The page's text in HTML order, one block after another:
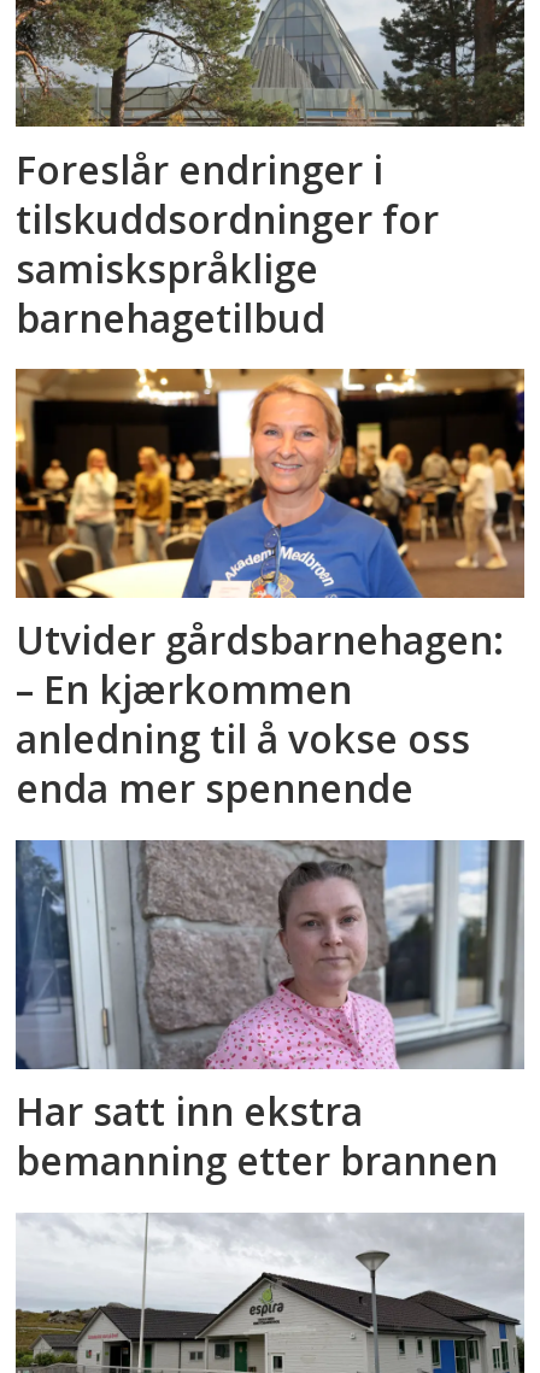
Foreslår endringer i
tilskuddsordninger for
samiskspråklige
barnehagetilbud
Utvider gårdsbarnehagen:
– En kjærkommen
anledning til å vokse oss
enda mer spennende
Har satt inn ekstra
bemanning etter brannen